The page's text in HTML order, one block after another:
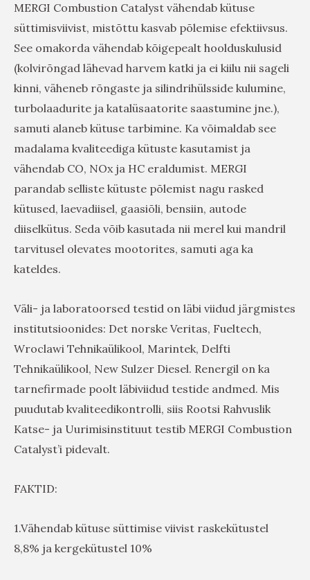
MERGI Combustion Catalyst vähendab kütuse
süttimisviivist, mistõttu kasvab põlemise efektiivsus.
See omakorda vähendab kõigepealt hoolduskulusid
(kolvirõngad lähevad harvem katki ja ei kiilu nii sageli
kinni, väheneb rõngaste ja silindrihülsside kulumine,
turbolaadurite ja katalüsaatorite saastumine jne.),
samuti alaneb kütuse tarbimine. Ka võimaldab see
madalama kvaliteediga kütuste kasutamist ja
vähendab CO, NOx ja HC eraldumist. MERGI
parandab selliste kütuste põlemist nagu rasked
kütused, laevadiisel, gaasiõli, bensiin, autode
diiselkütus. Seda võib kasutada nii merel kui mandril
tarvitusel olevates mootorites, samuti aga ka
kateldes.
Väli- ja laboratoorsed testid on läbi viidud järgmistes
institutsioonides: Det norske Veritas, Fueltech,
Wroclawi Tehnikaülikool, Marintek, Delfti
Tehnikaülikool, New Sulzer Diesel. Renergil on ka
tarnefirmade poolt läbiviidud testide andmed. Mis
puudutab kvaliteedikontrolli, siis Rootsi Rahvuslik
Katse- ja Uurimisinstituut testib MERGI Combustion
Catalyst’i pidevalt.
FAKTID:
1.Vähendab kütuse süttimise viivist raskekütustel
8,8% ja kergekütustel 10%